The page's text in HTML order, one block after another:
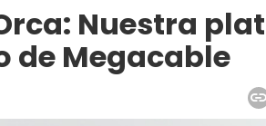
Nuestra
de Megacable